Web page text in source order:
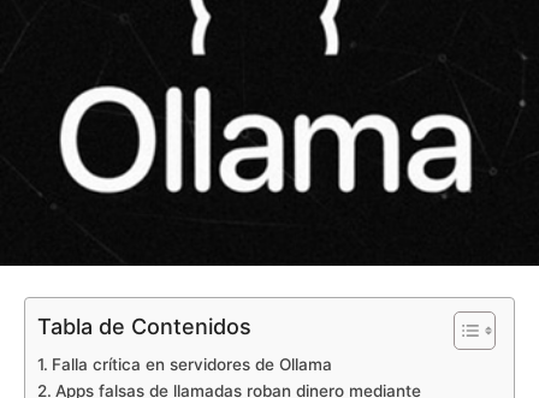
Tabla de Contenidos
Falla crítica en servidores de Ollama
Apps falsas de llamadas roban dinero mediante